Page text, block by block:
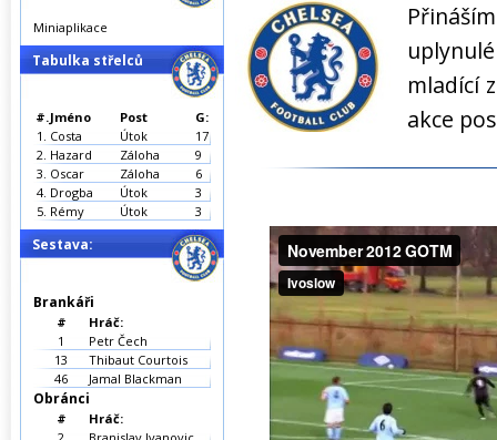
mladící
akce
Miniaplikace
Tabulka střelců
#.Jméno Post
G:
1. Costa Útok
17
2. Hazard Záloha
9
3. Oscar Záloha
6
4. Drogba Útok
3
5. Rémy Útok 3
Sestava:
Brankáři
#
Hráč:
1
Petr Čech
13
Thibaut Courtois
46
Jamal Blackman
Obránci
#
Hráč: